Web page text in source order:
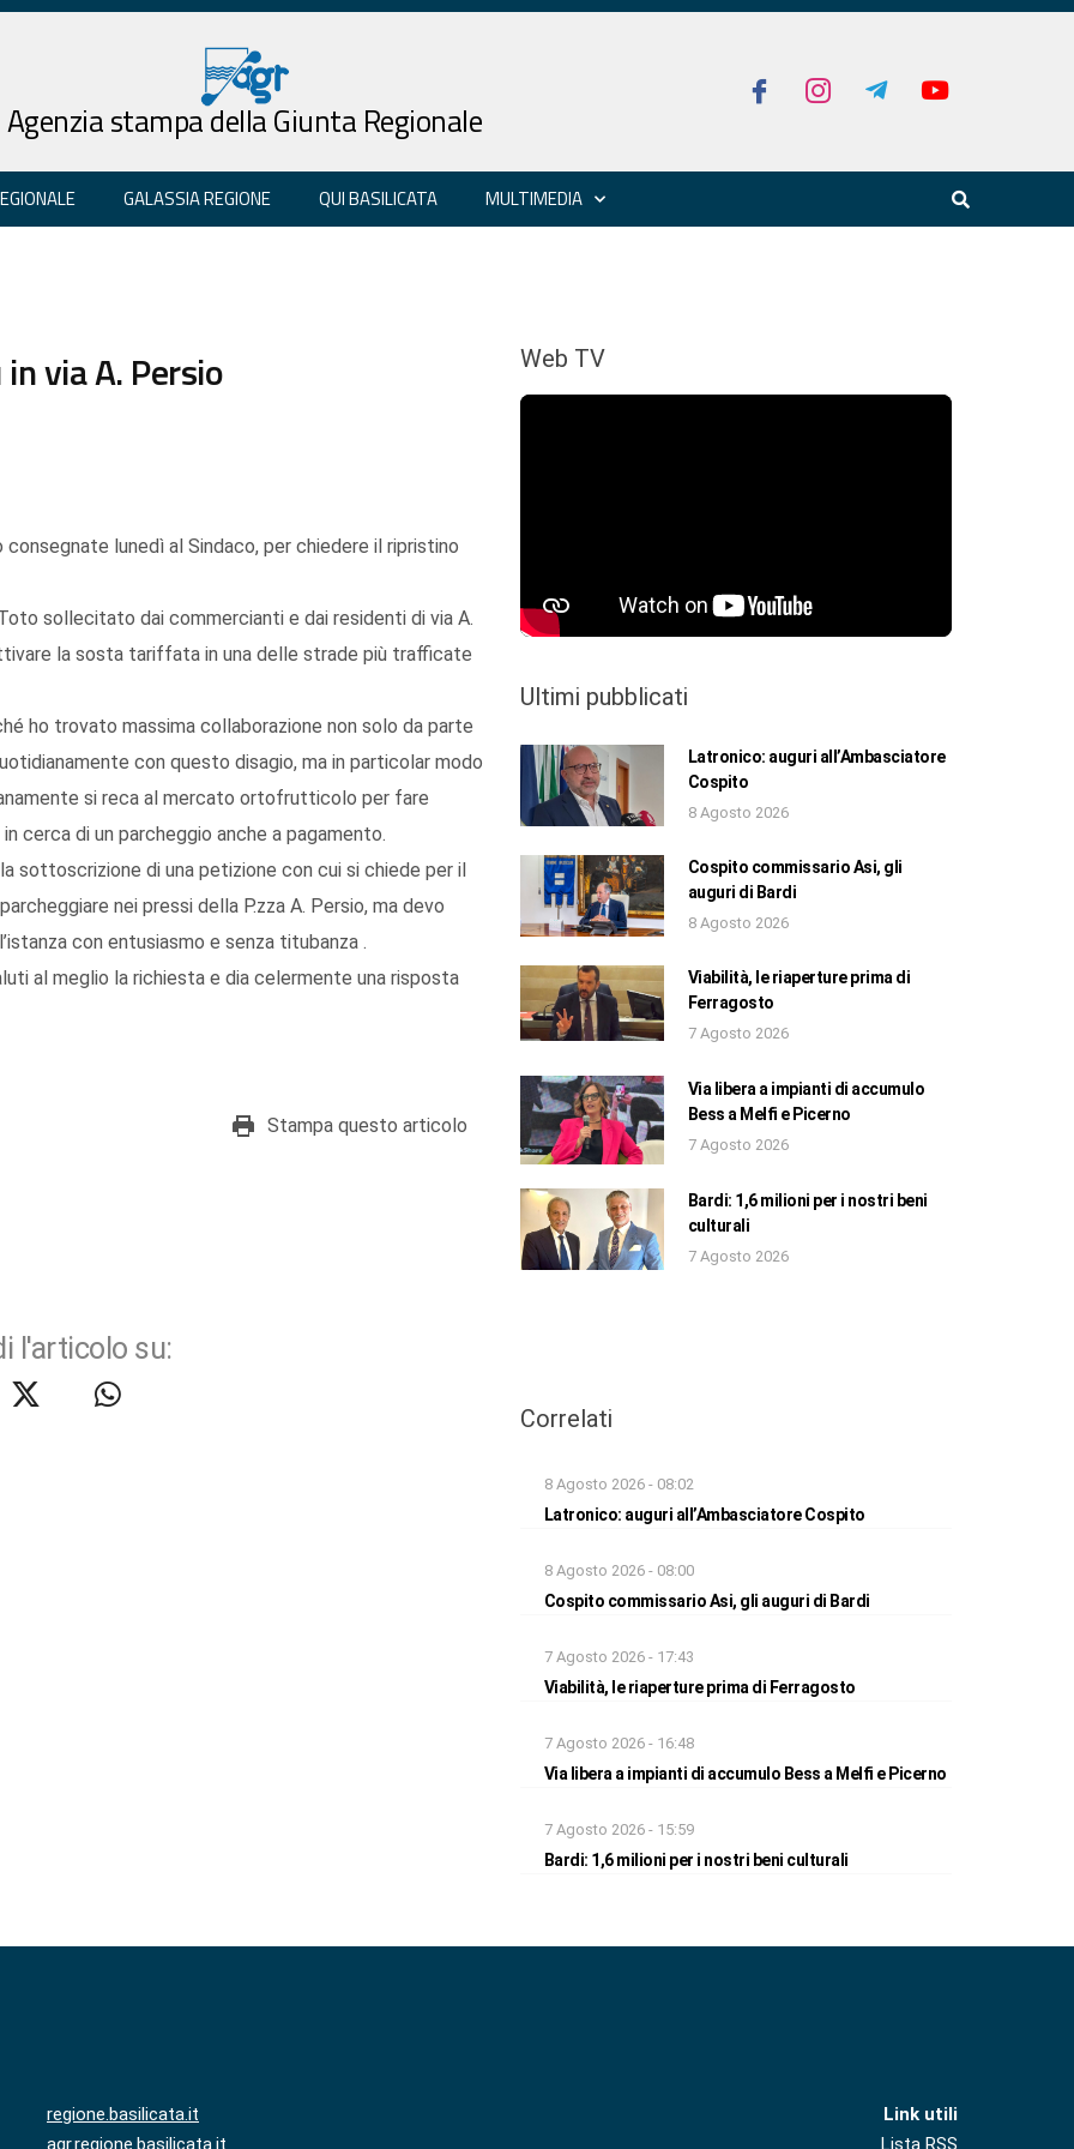
Agenzia stampa della Giunta Regionale
GALASSIA REGIONE QUI BASILICATA MULTIMEDIA
via A. Persio
lunedì al Sindaco, per chiedere il ripristino
sollecitato dai commercianti e dai residenti di via A.
la sosta tariffata in una delle strade più trafficate
ho trovato massima collaborazione non solo da parte
con questo disagio, ma in particolar modo
si reca al mercato ortofrutticolo per fare
cerca di un parcheggio anche a pagamento.
sottoscrizione di una petizione con cui si chiede per il
nei pressi della P.zza A. Persio, ma devo
con entusiasmo e senza titubanza .
al meglio la richiesta e dia celermente una risposta
Stampa questo articolo
l'articolo su:
Web TV
Ultimi pubblicati
Latronico: auguri all’Ambasciatore
Cospito
8 Agosto 2026
Cospito commissario Asi, gli
auguri di Bardi
8 Agosto 2026
Viabilità, le riaperture prima di
Ferragosto
7 Agosto 2026
Via libera a impianti di accumulo
Bess a Melfi e Picerno
7 Agosto 2026
Bardi: 1,6 milioni per i nostri beni
culturali
7 Agosto 2026
Correlati
8 Agosto 2026 - 08:02
Latronico: auguri all’Ambasciatore Cospito
8 Agosto 2026 - 08:00
Cospito commissario Asi, gli auguri di Bardi
7 Agosto 2026 - 17:43
Viabilità, le riaperture prima di Ferragosto
7 Agosto 2026 - 16:48
Via libera a impianti di accumulo Bess a Melfi e Picerno
7 Agosto 2026 - 15:59
Bardi: 1,6 milioni per i nostri beni culturali
regione.basilicata.it
agr.regione.basilicata.it
Link utili
Lista RSS